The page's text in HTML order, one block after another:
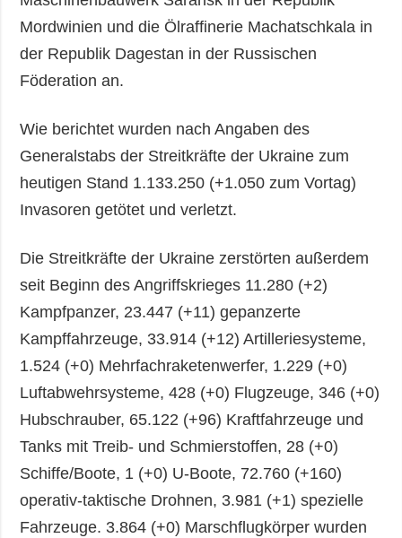
Mordwinien und die Ölraffinerie Machatschkala in
der Republik Dagestan in der Russischen
Föderation an.
Wie berichtet wurden nach Angaben des
Generalstabs der Streitkräfte der Ukraine zum
heutigen Stand 1.133.250 (+1.050 zum Vortag)
Invasoren getötet und verletzt.
Die Streitkräfte der Ukraine zerstörten außerdem
seit Beginn des Angriffskrieges 11.280 (+2)
Kampfpanzer, 23.447 (+11) gepanzerte
Kampffahrzeuge, 33.914 (+12) Artilleriesysteme,
1.524 (+0) Mehrfachraketenwerfer, 1.229 (+0)
Luftabwehrsysteme, 428 (+0) Flugzeuge, 346 (+0)
Hubschrauber, 65.122 (+96) Kraftfahrzeuge und
Tanks mit Treib- und Schmierstoffen, 28 (+0)
Schiffe/Boote, 1 (+0) U-Boote, 72.760 (+160)
operativ-taktische Drohnen, 3.981 (+1) spezielle
Fahrzeuge. 3.864 (+0) Marschflugkörper wurden